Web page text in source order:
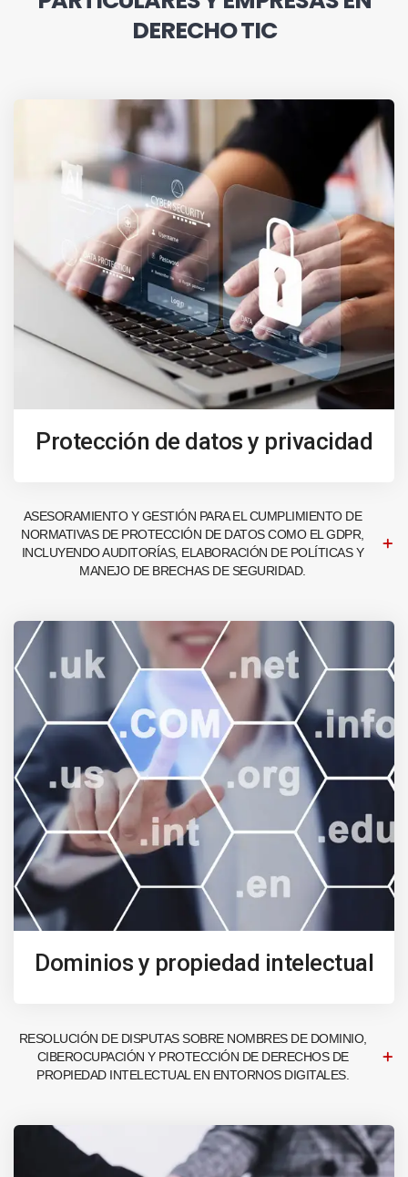
DERECHO TIC
Protección de datos y privacidad
ASESORAMIENTO Y GESTIÓN PARA EL CUMPLIMIENTO DE
NORMATIVAS DE PROTECCIÓN DE DATOS COMO EL GDPR,
INCLUYENDO AUDITORÍAS, ELABORACIÓN DE POLÍTICAS Y
MANEJO DE BRECHAS DE SEGURIDAD.
Dominios y propiedad intelectual
RESOLUCIÓN DE DISPUTAS SOBRE NOMBRES DE DOMINIO,
CIBEROCUPACIÓN Y PROTECCIÓN DE DERECHOS DE
PROPIEDAD INTELECTUAL EN ENTORNOS DIGITALES.